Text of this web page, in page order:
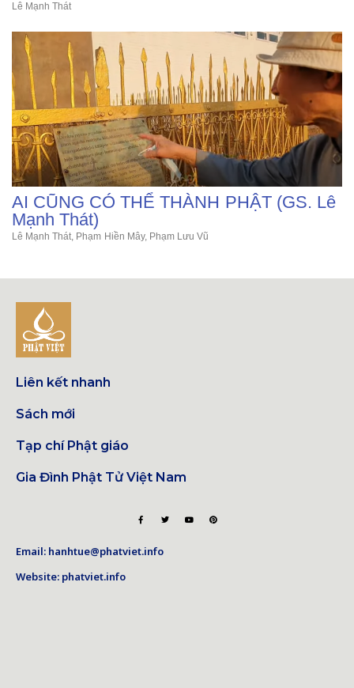
Lê Mạnh Thát
AI CŨNG CÓ THỂ THÀNH PHẬT (GS. Lê
Mạnh Thát)
Lê Mạnh Thát, Phạm Hiền Mây, Phạm Lưu Vũ
Liên kết nhanh
Sách mới
Tạp chí Phật giáo
Gia Đình Phật Tử Việt Nam
Email: hanhtue@phatviet.info
Website: phatviet.info